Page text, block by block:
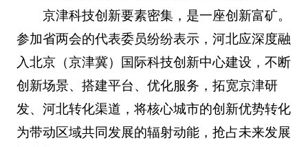
京津科技创新要素密集，是一座创新富矿。
参加省两会的代表委员纷纷表示，河北应深度融
入北京（京津冀）国际科技创新中心建设，不断
创新场景、搭建平台、优化服务，拓宽京津研
发、河北转化渠道，将核心城市的创新优势转化
为带动区域共同发展的辐射动能，抢占未来发展